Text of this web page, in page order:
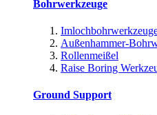
Bohrwerkzeuge
Außenhammer-
Rollenmeißel
Raise Boring
Ground Support